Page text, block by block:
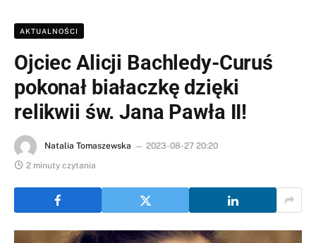
AKTUALNOŚCI
Ojciec Alicji Bachledy-Curuś
pokonał białaczkę dzięki
relikwii św. Jana Pawła II!
Natalia Tomaszewska
2023-08-27 20:20
2 minuty czytania